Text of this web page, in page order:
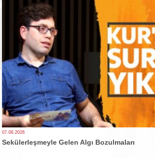
07.08.2026
Sekülerleşmeyle Gelen Algı Bozulmaları